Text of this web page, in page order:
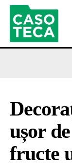
ușor
fructe